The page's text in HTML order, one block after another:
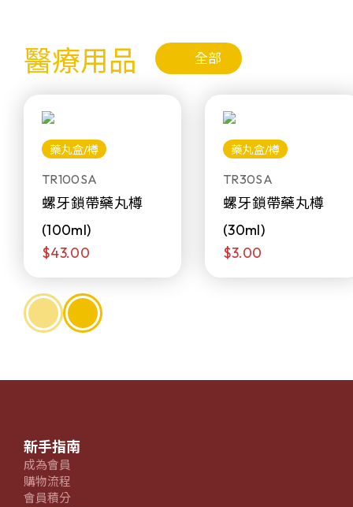
醫療用品 全部
藥丸盒/樽
TR100SA
螺牙鎖帶藥丸樽
(100ml)
$43.00
藥丸盒/樽
TR30SA
螺牙鎖帶藥丸樽
(30ml)
$3.00
新手指南
成為會員
購物流程
會員積分